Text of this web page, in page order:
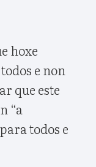
hoxe
e non
que este
“a
todos e